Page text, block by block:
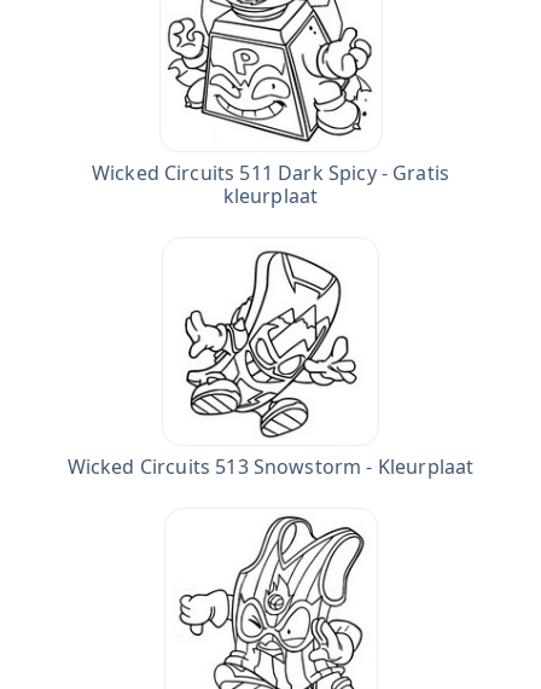
Wicked Circuits 511 Dark Spicy - Gratis
kleurplaat
Wicked Circuits 513 Snowstorm - Kleurplaat